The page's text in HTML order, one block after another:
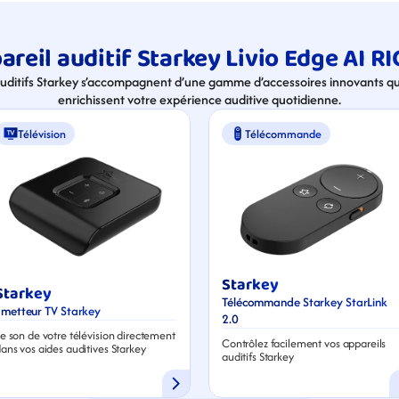
auditif Starkey Livio Edge AI
Starkey s’accompagnent d’une gamme d’accessoires innovants
enrichissent votre expérience auditive quotidienne.
Télévision
TV Starkey
son de votre télévision directement
vos aides auditives Starkey
Télécommande
Starkey
Télécommande Starkey StarLink
2.0
Contrôlez facilement vos appareils
auditifs Starkey